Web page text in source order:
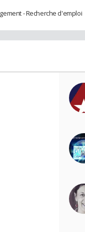
- Recherche d'emploi